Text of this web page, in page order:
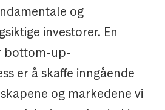
og
investorer. En
bottom-up-
er å skaffe inngående
og markedene vi